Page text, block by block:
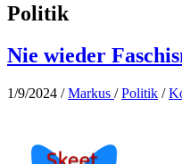
Politik
Nie wieder
1/9/2024 /Markus /Politik /